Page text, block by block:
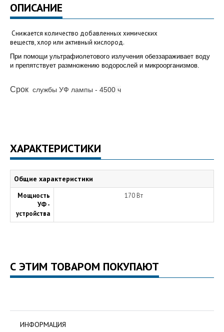
ОПИСАНИЕ
Снижается количество добавленных химических
веществ,хлор или активный кислород.
При помощи ультрафиолетового излучения обеззараживает воду
и препятствует размножению водорослей и микроорганизмов.
Срок службы УФ лампы - 4500 ч
ХАРАКТЕРИСТИКИ
Общие характеристики
Мощность
УФ -
устройства
170 Вт
С ЭТИМ ТОВАРОМ ПОКУПАЮТ
ИНФОРМАЦИЯ